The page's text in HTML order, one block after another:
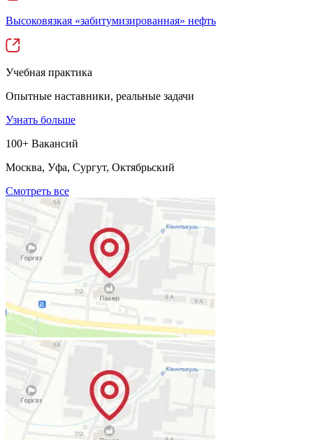
Высоковязкая «забитумизированная» нефть
Учебная практика
Опытные наставники, реальные задачи
Узнать больше
100+ Вакансий
Москва, Уфа, Сургут, Октябрьский
Смотреть все